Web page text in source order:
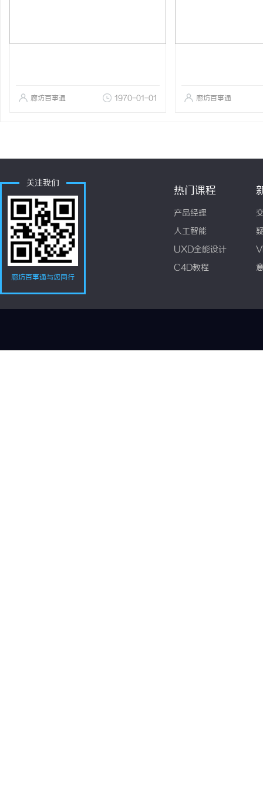
廊坊百事通 1970-01-01 廊坊百事通
关注我们
廊坊百事通与您同行
热门课程
产品经理
人工智能
UXD全能设计
C4D教程